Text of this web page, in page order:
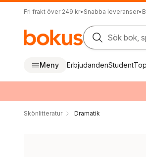
Fri frakt över 249 kr• Snabba leveranser•
Sök bok,
Meny ErbjudandenStudent
Skönlitteratur Dramatik